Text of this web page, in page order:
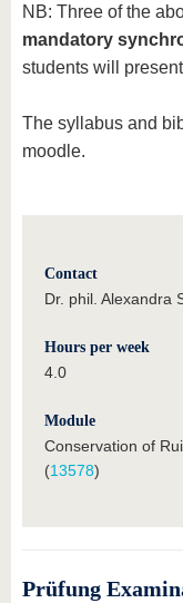
NB: Three of the
mandatory
students will
The syllabus and
moodle.
Contact
Dr. phil. Alexandra
Hours per week
4.0
Module
Conservation of
(13578)
Prüfung